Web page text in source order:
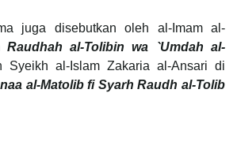
juga disebutkan oleh al-Imam al-
Raudhah al-Tolibin
wa `Umdah al-
Syeikh al-Islam Zakaria al-Ansari di
al-Matolib fi Syarh Raudh al-Tolib